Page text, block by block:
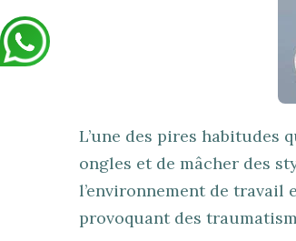
L’une des pires habitudes
ongles et de mâcher des
l’environnement de travail
provoquant des